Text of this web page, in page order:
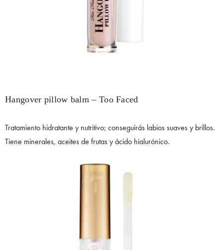
Hangover pillow balm – Too Faced
Tratamiento hidratante y nutritivo; conseguirás labios suaves y brillos.
Tiene minerales, aceites de frutas y ácido hialurónico.